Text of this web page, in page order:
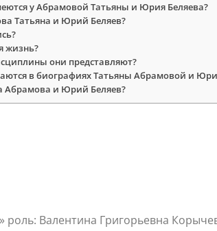
у Абрамовой Татьяны и Юрия Беляева?
Татьяна и Юрий Беляев?
жизнь?
они представляют?
в биографиях Татьяны Абрамовой и
Абрамова и Юрий Беляев?
роль: Валентина Григорьевна